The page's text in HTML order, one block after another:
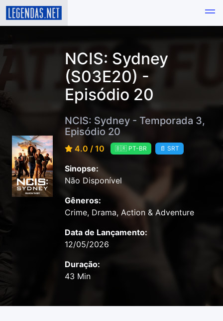
NCIS: Sydney
(S03E20) -
Episódio 20
NCIS: Sydney - Temporada 3,
Episódio 20
4.0 / 10 🇧🇷 PT-BR 📄 SRT
Sinopse:
Não Disponível
Gêneros:
Crime, Drama, Action & Adventure
Data de Lançamento:
12/05/2026
Duração:
43 Min